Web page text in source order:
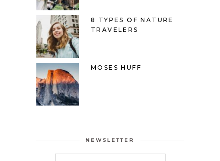
8 TYPES OF NATURE
TRAVELERS
MOSES HUFF
NEWSLETTER